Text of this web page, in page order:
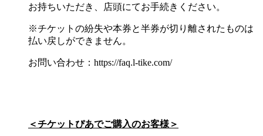
お持ちいただき、店頭にてお手続きください。
※チケットの紛失や本券と半券が切り離されたものは
払い戻しができません。
お問い合わせ：https://faq.l-tike.com/
＜チケットぴあでご購入のお客様＞